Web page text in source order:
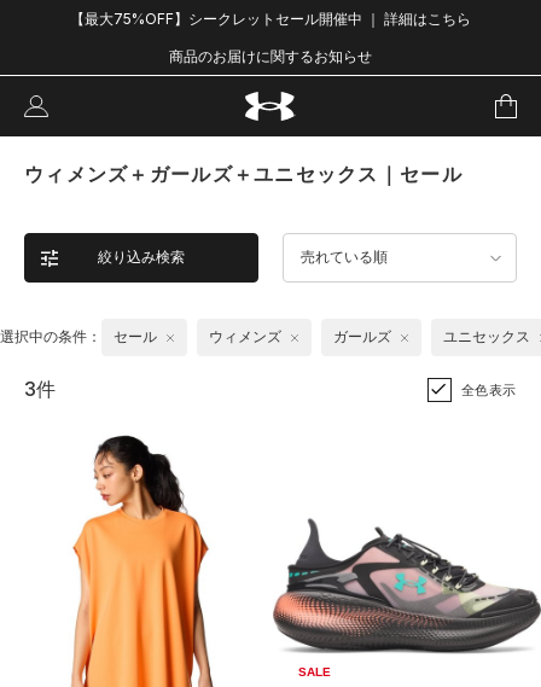
【最大75%OFF】シークレットセール開催中 ｜ 詳細はこちら
商品のお届けに関するお知らせ
ウィメンズ＋ガールズ＋ユニセックス｜セール
絞り込み検索 売れている順
選択中の条件： セール ウィメンズ ガールズ ユニセックス
3件 全色表示
SALE